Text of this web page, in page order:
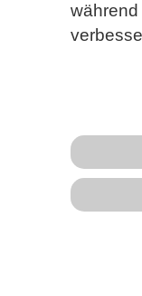
Umwelt
Leben
Risiken
neue Studie
ist: Der